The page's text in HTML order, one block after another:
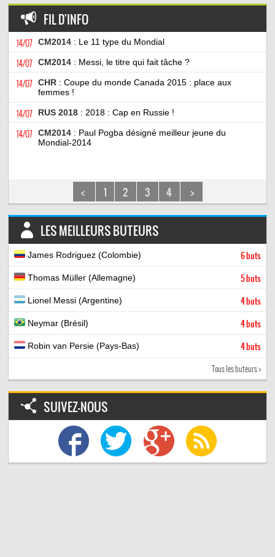
FIL D'INFO
14/07 CM2014 : Le 11 type du Mondial
14/07 CM2014 : Messi, le titre qui fait tâche ?
14/07 CHR : Coupe du monde Canada 2015 : place aux
femmes !
14/07 RUS 2018 : 2018 : Cap en Russie !
14/07 CM2014 : Paul Pogba désigné meilleur jeune du
Mondial-2014
< 1 2 3 4 >
LES MEILLEURS BUTEURS
James Rodriguez (Colombie) 6 buts
Thomas Müller (Allemagne) 5 buts
Lionel Messi (Argentine) 4 buts
Neymar (Brésil) 4 buts
Robin van Persie (Pays-Bas) 4 buts
Tous les buteurs >
SUIVEZ-NOUS